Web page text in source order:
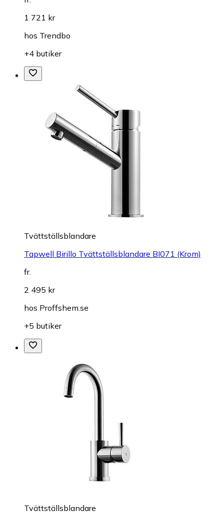
1 721 kr
hos Trendbo
+4 butiker
Tvättställsblandare
Tapwell Birillo Tvättställsblandare BI071 (Krom)
fr.
2 495 kr
hos Proffshem.se
+5 butiker
Tvättställsblandare